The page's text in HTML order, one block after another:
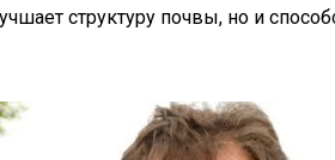
структуру почвы, но и